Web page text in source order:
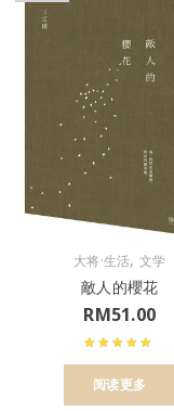
大将·生活, 文学
敵人的櫻花
RM51.00
阅读更多